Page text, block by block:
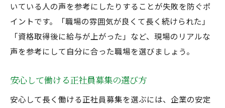
いている人の声を参考にしたりすることが失敗を防ぐポ
イントです。「職場の雰囲気が良くて長く続けられた」
「資格取得後に給与が上がった」など、現場のリアルな
声を参考にして自分に合った職場を選びましょう。
安心して働ける正社員募集の選び方
安心して長く働ける正社員募集を選ぶには、企業の安定